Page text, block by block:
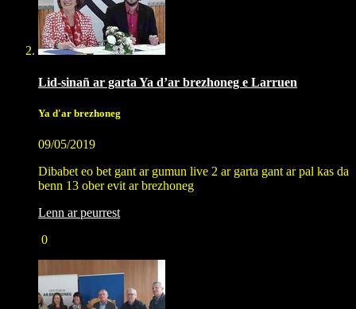
Lid-sinañ ar garta Ya d’ar brezhoneg e Larruen
Ya d'ar brezhoneg
09/05/2019
Dibabet eo bet gant ar gumun live 2 ar garta gant ar pal kas da
benn 13 ober evit ar brezhoneg
Lenn ar peurrest
0